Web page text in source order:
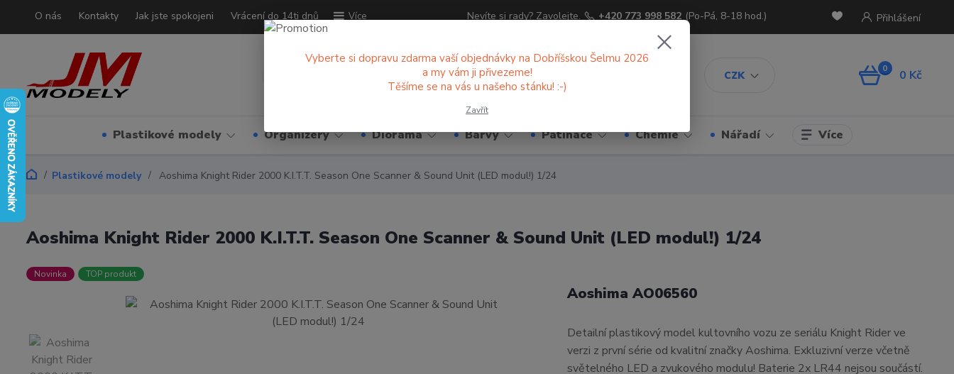
O nás Kontakty Jak jste spokojeni Vrácení do 14ti dnů Více
CZK
Přihlášení
Nevíte si rady? Zavolejte. +420 773 998 582 (Po-Pá, 8-18 hod.)
0 0 Kč
Plastikové modely Organizéry Diorama Barvy Patinace Chemie Nářadí Více
Plastikové modely Aoshima Knight Rider 2000 K.I.T.T. Season One Scanner & Sound Unit (LED modul!) 1/24
Aoshima Knight Rider 2000 K.I.T.T. Season One Scanner & Sound Unit (LED modul!) 1/24
Novinka TOP produkt
Aoshima AO06560
Detailní plastikový model kultovního vozu ze seriálu Knight Rider ve
verzi z první série od kvalitní značky Aoshima. Exkluzivní verze včetně
světelného LED a zvukového modulu! Baterie 2x LR44 nejsou součástí.
Vyberte si dopravu zdarma vaší objednávky na Dobříšskou Šelmu 2026
a my vám ji přivezeme!
Těšíme se na vás u našeho stánku! :-)
Zavřít